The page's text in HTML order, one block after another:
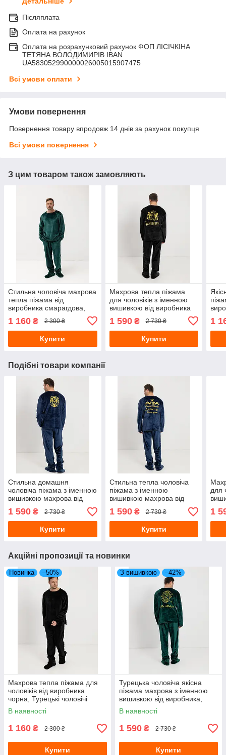
Післяплата
Оплата на рахунок
Оплата на розрахунковий рахунок ФОП ЛІСІЧКІНА
ТЕТЯНА ВОЛОДИМИРІВ IBAN
UA583052990000026005015907475
Всі умови оплати
Умови повернення
Повернення товару впродовж 14 днів за рахунок покупця
Всі умови повернення
З цим товаром також замовляють
Стильна чоловіча махрова
тепла піжама від
виробника смарагдова,
Турецькі чоловічі піжами
1 160 ₴ 2 300 ₴
Купити
Махрова тепла піжама
для чоловіків з іменною
вишивкою від виробника
чорна, Турецькі чоловічі
піжами
1 590₴ 2 730 ₴
Купити
1
Подібні товари компанії
Стильна домашня
чоловіча піжама з іменною
вишивкою махрова від
виробника, Теплі чоловічі
піжами
1 590 ₴ 2 730 ₴
Купити
Стильна тепла чоловіча
піжама з іменною
вишивкою махрова від
чоловічі піжами
1 590₴ 2 730 ₴
Купити
для
1
Акційні пропозиції та новинки
Новинка –50%
Махрова тепла піжама для
чоловіків від виробника
чорна, Турецькі чоловічі
піжами
В наявності
1 160 ₴ 2 300 ₴
Купити
З вишивкою –42%
Турецька чоловіча якісна
піжама махрова з іменною
вишивкою від виробника,
Чоловічі піжами
В наявності
1 590 ₴ 2 730 ₴
Купити